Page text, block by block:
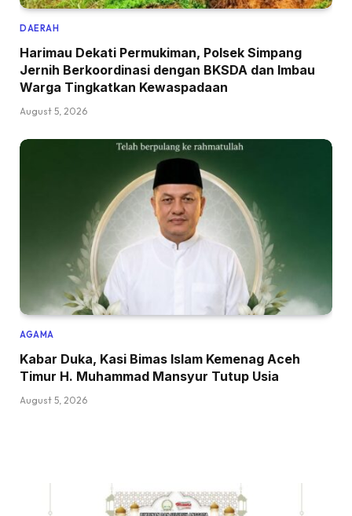
DAERAH
Harimau Dekati Permukiman, Polsek Simpang
Jernih Berkoordinasi dengan BKSDA dan Imbau
Warga Tingkatkan Kewaspadaan
August 5, 2026
AGAMA
Kabar Duka, Kasi Bimas Islam Kemenag Aceh
Timur H. Muhammad Mansyur Tutup Usia
August 5, 2026